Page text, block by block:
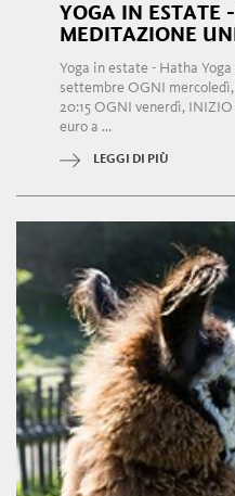
YOGA IN ESTATE
MEDITAZIONE
Yoga in estate - Hatha
settembre OGNI
20:15 OGNI venerdì,
euro a ...
LEGGI DI PIÙ